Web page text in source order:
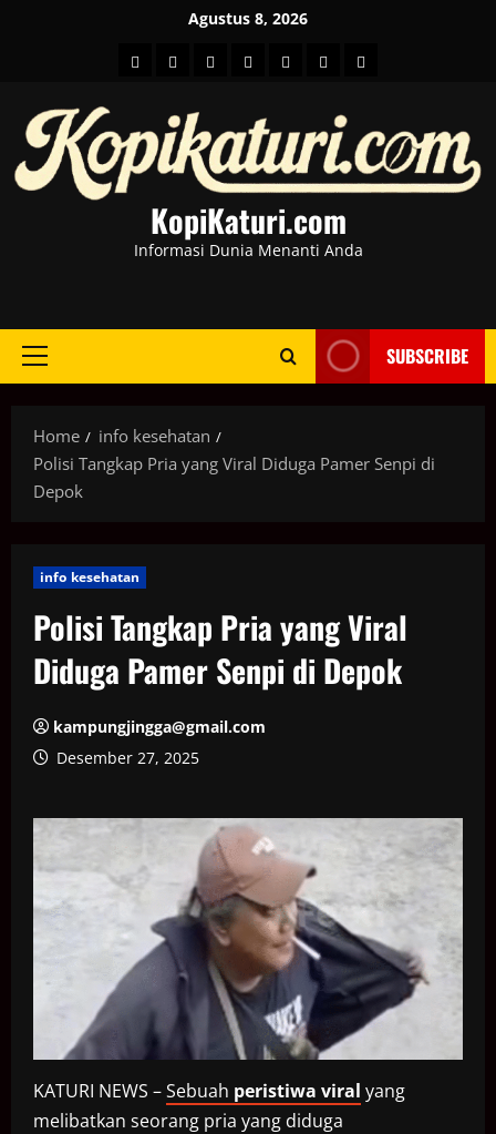
Agustus 8, 2026
HOMEBeritahot
BusinessKesehatan
SportEntertainment
KopiKaturi.com
Informasi Dunia Menanti Anda
Primary
SUBSCRIBE
Home
info kesehatan
Polisi Tangkap Pria yang Viral Diduga Pamer Senpi di
Depok
info kesehatan
Polisi Tangkap Pria yang Viral
Diduga Pamer Senpi di Depok
kampungjingga@gmail.com
Desember 27, 2025
KATURI NEWS –Sebuah peristiwa viral yang
melibatkan seorang pria yang diduga